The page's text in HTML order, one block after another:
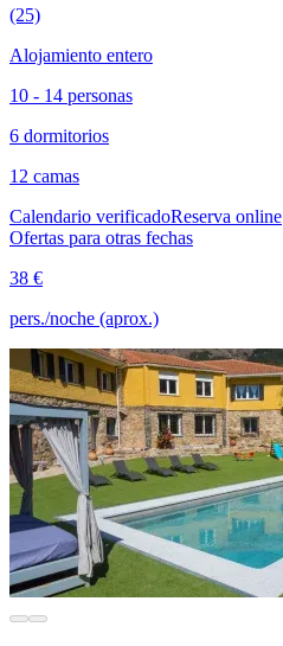
(25)
Alojamiento entero
10 - 14 personas
6 dormitorios
12 camas
Calendario verificadoReserva online
Ofertas para otras fechas
38 €
pers./noche (aprox.)